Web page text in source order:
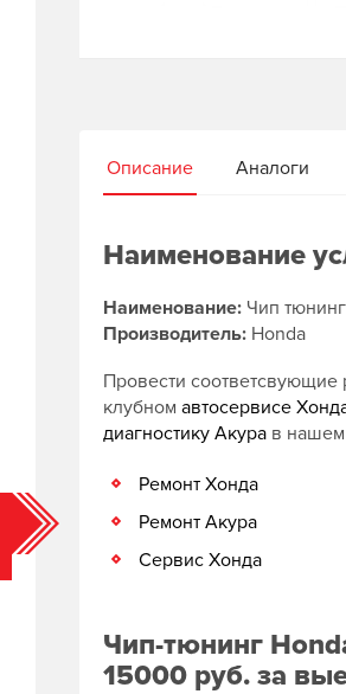
Описание Аналоги
Наименование
Наименование: Чип
Производитель: Honda
Провести
клубном автосервисе
диагностику Акура в нашем
Ремонт Хонда
Ремонт Акура
Сервис Хонда
Чип-тюнинг
15000 руб. за